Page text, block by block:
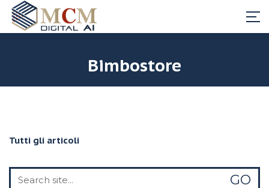
Bimbostore
Tutti gli articoli
Search
for: